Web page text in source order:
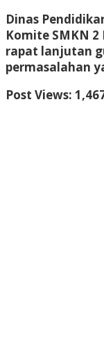
Dinas
Komite SMKN
rapat lanjutan
permasalahan
Post Views: